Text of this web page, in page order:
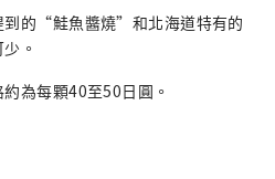
到的“鮭魚醬燒”和北海道特有的
。
為每顆40至50日圓。